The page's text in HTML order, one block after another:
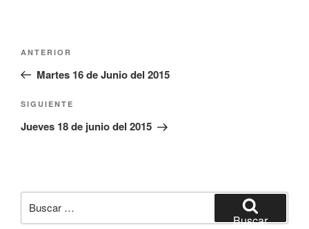
entradas
Entrada
anterior:
ANTERIOR
Martes 16 de Junio del 2015
Siguiente
entrada
SIGUIENTE
Jueves 18 de junio del 2015
por:
Buscar